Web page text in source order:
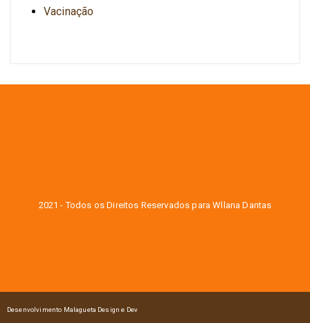
Vacinação
2021 - Todos os Direitos Reservados para Wllana Dantas
Desenvolvimento Malagueta Design e Dev